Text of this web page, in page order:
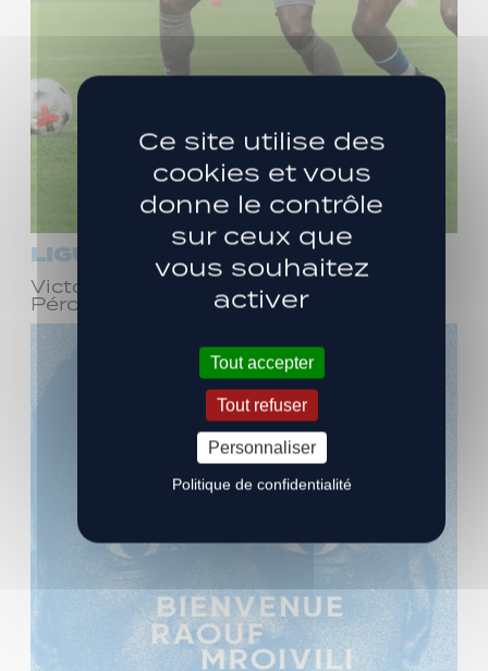
LIGUE 3
Victoire face à Bourg-en-Bresse
Péronnas (1-0)
Ce site utilise des
cookies et vous
donne le contrôle
sur ceux que
vous souhaitez
activer
Tout accepter
Tout refuser
Personnaliser
Politique de confidentialité